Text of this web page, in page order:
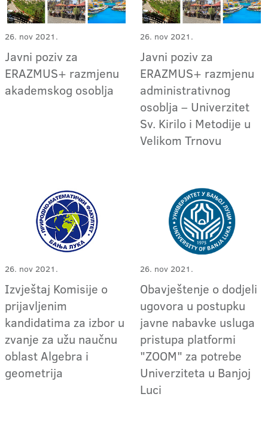
26. nov 2021.
Javni poziv za
ERAZMUS+ razmjenu
akademskog osoblja
26. nov 2021.
Javni poziv za
ERAZMUS+ razmjenu
administrativnog
osoblja – Univerzitet
Sv. Kirilo i Metodije u
Velikom Trnovu
26. nov 2021.
Izvještaj Komisije o
prijavljenim
kandidatima za izbor u
zvanje za užu naučnu
oblast Algebra i
geometrija
26. nov 2021.
Obavještenje o dodjeli
ugovora u postupku
javne nabavke usluga
pristupa platformi
"ZOOM" za potrebe
Univerziteta u Banjoj
Luci